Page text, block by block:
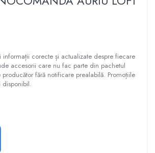
corecte și actualizate despre fiecare
accesorii care nu fac parte din pachetul
fără notificare prealabilă. Promoțiile
disponibil.